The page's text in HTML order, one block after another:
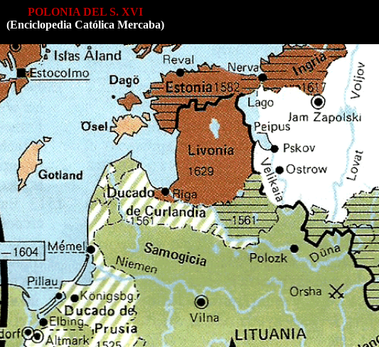
POLONIA DEL S. XVI
(Enciclopedia Católica Mercaba)